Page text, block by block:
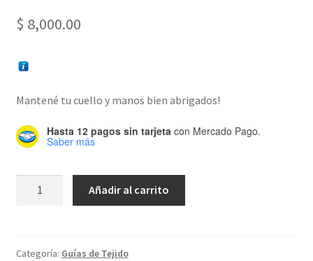
$ 8,000.00
Mantené tu cuello y manos bien abrigados!
Hasta 12 pagos sin tarjeta con Mercado Pago.
Saber más
con
Añadir al carrito
Categoría: Guías de Tejido